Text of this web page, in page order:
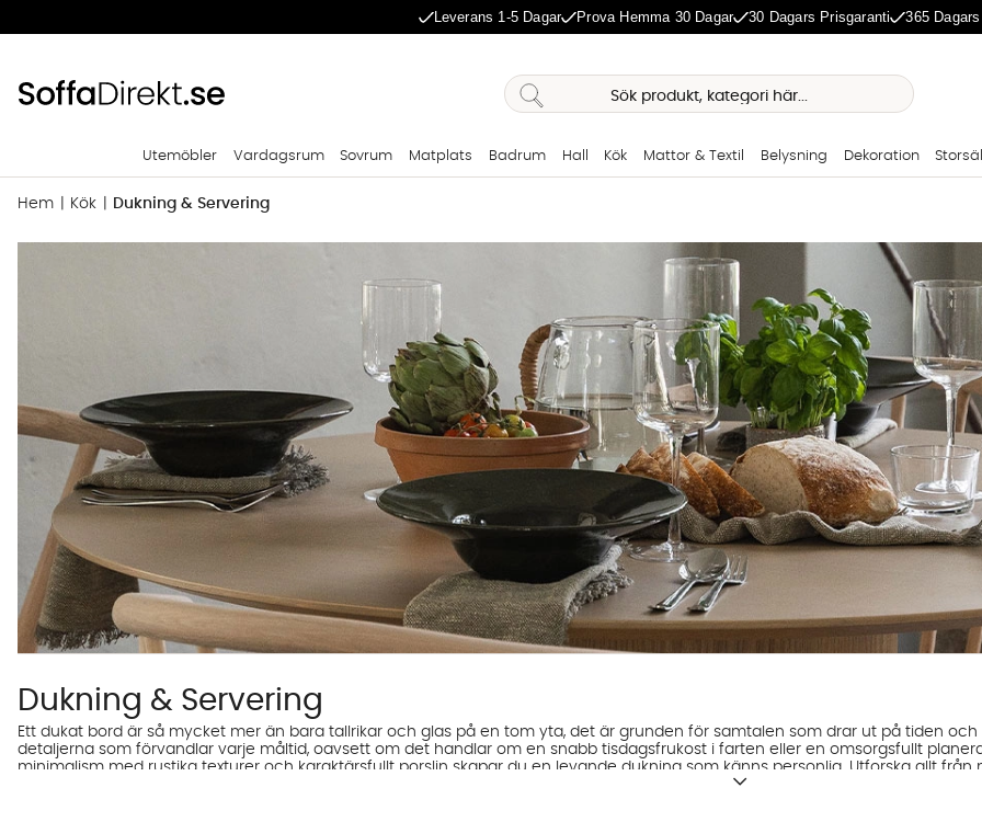
Leverans 1-5 Dagar Prova Hemma 30 Dagar 30 Dagars Prisgaranti 365
Utemöbler Vardagsrum Sovrum Matplats Badrum Hall Kök Mattor & Textil Belysning Dekoration
Hem Kök Dukning & Servering
Dukning & Servering
Ett dukat bord är så mycket mer än bara tallrikar och glas på en tom yta, det är grunden för samtalen som drar ut på tiden
detaljerna som förvandlar varje måltid, oavsett om det handlar om en snabb tisdagsfrukost i farten eller en omsorgsfullt
minimalism med rustika texturer och karaktärsfullt porslin skapar du en levande dukning som känns personlig. Utforska allt
serveringsfat som låter maten stå i centrum. Hitta dina nya favoriter och duka för livet som pågår just nu, där det funktionella